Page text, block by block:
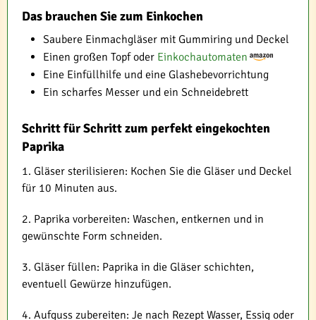
Das brauchen Sie zum Einkochen
Saubere Einmachgläser mit Gummiring und Deckel
Einen großen Topf oder Einkochautomaten
Eine Einfüllhilfe und eine Glashebevorrichtung
Ein scharfes Messer und ein Schneidebrett
Schritt für Schritt zum perfekt eingekochten
Paprika
1. Gläser sterilisieren: Kochen Sie die Gläser und Deckel
für 10 Minuten aus.
2. Paprika vorbereiten: Waschen, entkernen und in
gewünschte Form schneiden.
3. Gläser füllen: Paprika in die Gläser schichten,
eventuell Gewürze hinzufügen.
4. Aufguss zubereiten: Je nach Rezept Wasser, Essig oder